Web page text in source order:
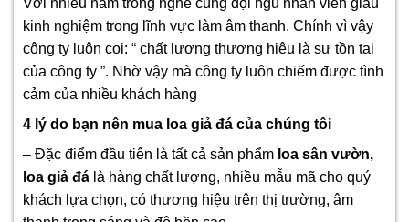
kinh nghiệm trong lĩnh vực làm âm thanh. Chính vì vậy
công ty luôn coi: “ chất lượng thương hiệu là sự tồn tại
của công ty ”. Nhờ vậy mà công ty luôn chiếm được tình
cảm của nhiều khách hàng
4 lý do bạn nên mua loa giả đá của chúng tôi
– Đặc điểm đầu tiên là tất cả sản phẩm loa sân vườn,
loa giả đá là hàng chất lượng, nhiều mẫu mã cho quý
khách lựa chọn, có thương hiệu trên thị trường, âm